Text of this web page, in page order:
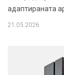
адаптираната
21.05.2026